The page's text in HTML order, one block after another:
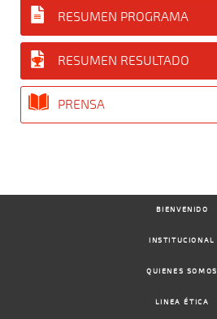
RESUMEN PROGRAMA
RESUMEN RESULTADO
PRENSA
BIENVENIDO
INSTITUCIONAL
QUIENES SOMOS
LINEA ÉTICA